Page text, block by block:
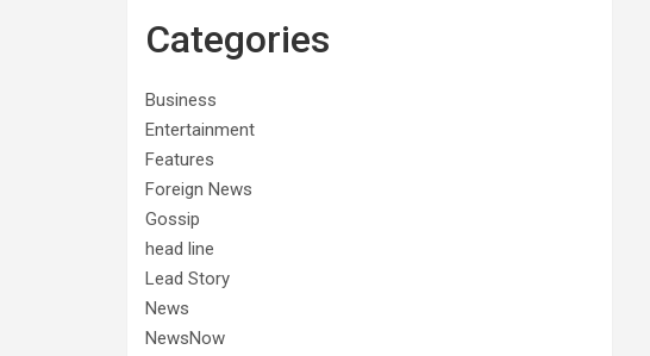
Categories
Business
Entertainment
Features
Foreign News
Gossip
head line
Lead Story
News
NewsNow